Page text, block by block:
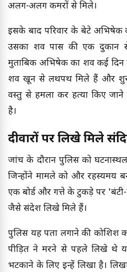
अलग-अलग कमरों से मिले।
इसके बाद परिवार के बेटे अभिषेक
उसका शव पास की एक दुकान
मुताबिक अभिषेक का शव कई दिन
शव खून से लथपथ मिले हैं और
वस्तु से हमला कर हत्या किए
है।
दीवारों पर लिखे मिले
जांच के दौरान पुलिस को
जिन्होंने मामले को और रहस्यमय
एक बोर्ड और गत्ते के टुकड़े पर
जैसे संदेश लिखे मिले हैं।
पुलिस यह पता लगाने की कोशिश
पीड़ित ने मरने से पहले लिखे थे
भटकाने के लिए इन्हें लिखा है।